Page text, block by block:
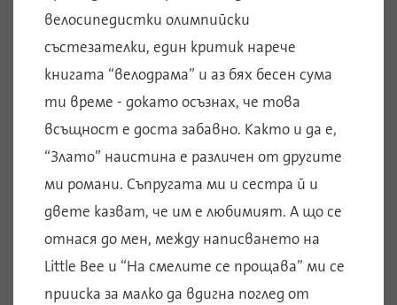
велосипедистки олимпийски
състезателки, един критик нарече
книгата “велодрама” и аз бях бесен сума
ти време - докато осъзнах, че това
всъщност е доста забавно. Както и да е,
“Злато” наистина е различен от другите
ми романи. Съпругата ми и сестра й и
двете казват, че им е любимият. А що се
отнася до мен, между написването на
Little Bee и “На смелите се прощава” ми се
прииска за малко да вдигна поглед от